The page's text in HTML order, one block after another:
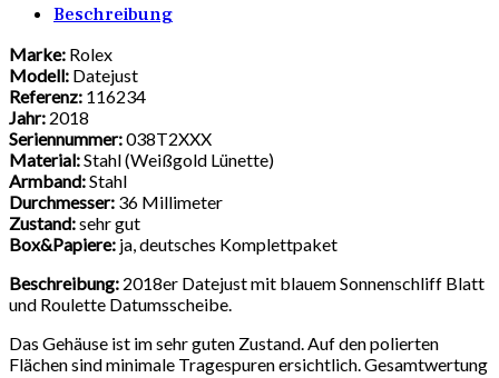
Beschreibung
Marke: Rolex
Modell: Datejust
Referenz: 116234
Jahr: 2018
Seriennummer:038T2XXX
Material:Stahl (Weißgold Lünette)
Armband:Stahl
Durchmesser: 36 Millimeter
Zustand:sehr gut
Box&Papiere: ja, deutsches Komplettpaket
Beschreibung: 2018er Datejust mit blauem Sonnenschliff Blatt
und Roulette Datumsscheibe.
Das Gehäuse ist im sehr guten Zustand. Auf den polierten
Flächen sind minimale Tragespuren ersichtlich. Gesamtwertung